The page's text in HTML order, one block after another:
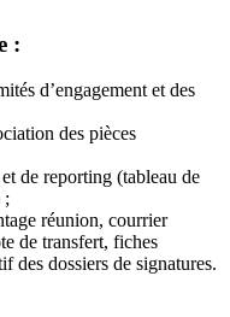
:
d’engagement et des
des pièces
de reporting (tableau de
;
réunion, courrier
de transfert, fiches
dossiers de signatures.